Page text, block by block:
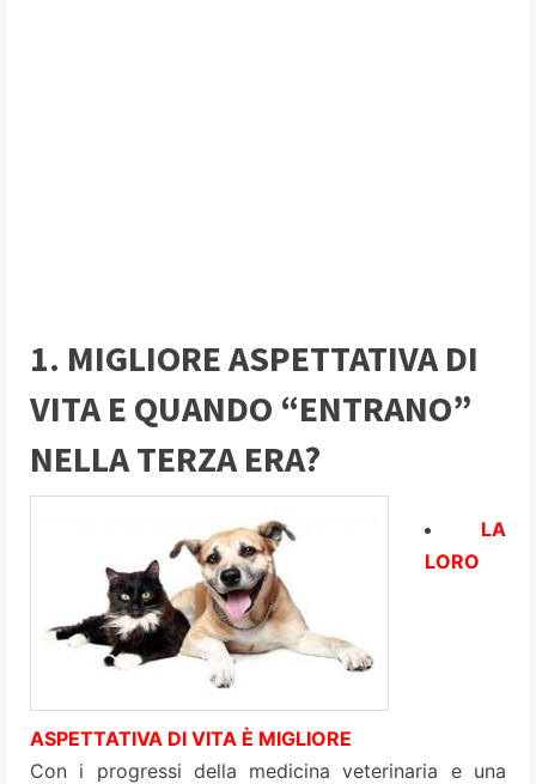
1. MIGLIORE ASPETTATIVA DI
VITA E QUANDO “ENTRANO”
NELLA TERZA ERA?
LA
LORO
ASPETTATIVA DI VITA È MIGLIORE
Con i progressi della medicina veterinaria e una